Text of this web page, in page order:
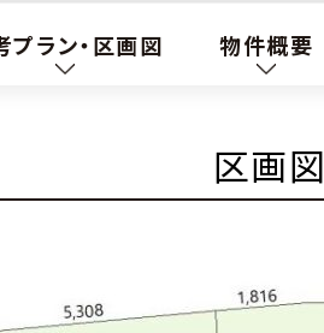
プラン・区画図 物件概要
区画図